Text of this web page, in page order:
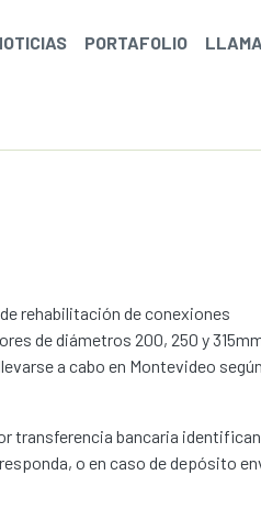
PORTAFOLIO
rehabilitación de conexiones
de diámetros 200, 250 y
a cabo en Montevideo
transferencia bancaria
o en caso de depósito